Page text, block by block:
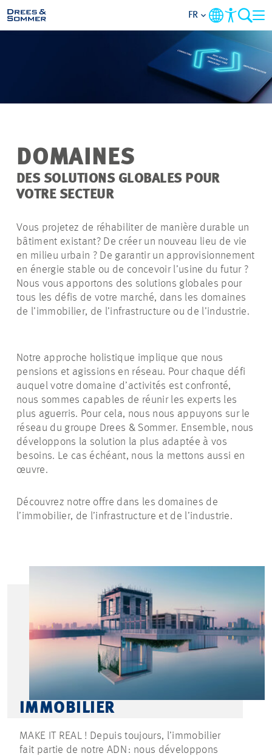
DOMAINES
THÈMES PRIORITAIRES
CARRIÈRE
PROJETS
FR
DOMAINES
DES SOLUTIONS GLOBALES POUR
VOTRE SECTEUR
Vous projetez de réhabiliter de manière durable un
bâtiment existant? De créer un nouveau lieu de vie
en milieu urbain ? De garantir un approvisionnement
en énergie stable ou de concevoir l’usine du futur ?
Nous vous apportons des solutions globales pour
tous les défis de votre marché, dans les domaines
de l’immobilier, de l’infrastructure ou de l’industrie.
Notre approche holistique implique que nous
pensions et agissions en réseau. Pour chaque défi
auquel votre domaine d’activités est confronté,
nous sommes capables de réunir les experts les
plus aguerris. Pour cela, nous nous appuyons sur le
réseau du groupe Drees & Sommer. Ensemble, nous
développons la solution la plus adaptée à vos
besoins. Le cas échéant, nous la mettons aussi en
œuvre.
Découvrez notre offre dans les domaines de
l’immobilier, de l’infrastructure et de l’industrie.
IMMOBILIER
MAKE IT REAL ! Depuis toujours, l’immobilier
fait partie de notre ADN : nous développons